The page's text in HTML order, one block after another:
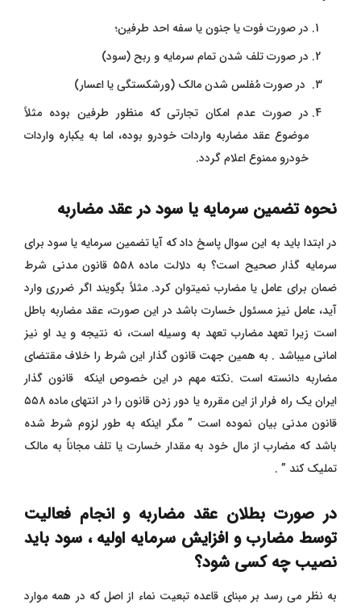
در صورت فوت یا جنون یا سفه احد طرفین؛
در صورت تلف شدن تمام سرمایه و ربح (سود)
در صورت مُفلس شدن مالک (ورشکستگی یا اعسار)
در صورت عدم امکان تجارتی که منظور طرفین بوده مثلاً
موضوع عقد مضاربه واردات خودرو بوده، اما به یکباره واردات
خودرو ممنوع اعلام گردد.
نحوه تضمین سرمایه یا سود در عقد مضاربه
در ابتدا باید به این سوال پاسخ داد که آیا تضمین سرمایه یا سود برای
سرمایه گذار صحیح است؟ به دلالت ماده ۵۵۸ قانون مدنی شرط
ضمان برای عامل یا مضارب نمیتوان کرد. مثلاً بگویند اگر ضرری وارد
آید، عامل نیز مسئول خسارت باشد در این صورت، عقد مضاربه باطل
است زیرا تعهد مضارب تعهد به وسیله است، نه نتیجه و ید او نیز
امانی میباشد . به همین جهت قانون گذار این شرط را خلاف مقتضای
مضاربه دانسته است .نکته مهم در این خصوص اینکه قانون گذار
ایران یک راه فرار از این مقرره یا دور زدن قانون را در انتهای ماده ۵۵۸
قانون مدنی بیان نموده است ” مگر اینکه به طور لزوم شرط شده
باشد که مضارب از مال خود به مقدار خسارت یا تلف مجاناً به مالک
تملیک کند ” .
در صورت بطلان عقد مضاربه و انجام فعالیت
توسط مضارب و افزایش سرمایه اولیه ، سود باید
نصیب چه کسی شود؟
به نظر می رسد بر مبنای قاعده تبعیت نماء از اصل که در همه موارد